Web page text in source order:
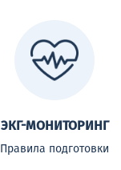
ЭКГ-МОНИТОРИНГ
Правила подготовки